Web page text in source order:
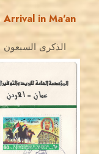
in Ma'an
الذكرى السبعون